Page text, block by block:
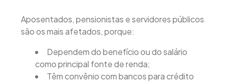
Aposentados, pensionistas e servidores públicos
são os mais afetados, porque:
Dependem do benefício ou do salário
como principal fonte de renda;
Têm convênio com bancos para crédito